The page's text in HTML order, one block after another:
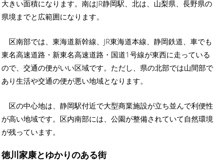
大きい面積になります。南はJR静岡駅、北は、山梨県、長野県の
県境までと広範囲になります。
区南部では、東海道新幹線、JR東海道本線、静岡鉄道、車でも
東名高速道路・新東名高速道路・国道1号線が東西に走っている
ので、交通の便がいい区域です。ただし、県の北部では山間部で
あり生活や交通の便が悪い地域となります。
区の中心地は、静岡駅付近で大型商業施設が立ち並んで利便性
が高い地域です。区内南部には、公園が整備されていて自然環境
が残っています。
徳川家康とゆかりのある街